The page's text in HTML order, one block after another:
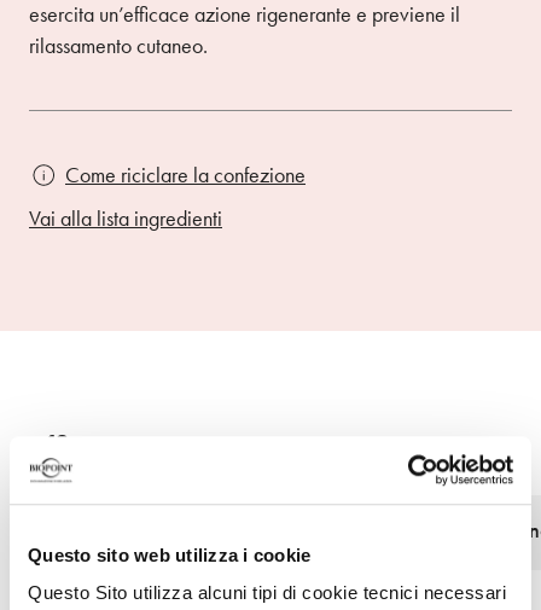
Questo sito web utilizza i cookie
Questo Sito utilizza alcuni tipi di cookie tecnici necessari
esercita un’efficace azione rigenerante e previene il
rilassamento cutaneo.
Come riciclare la confezione
Vai alla lista ingredienti
Efficacia provata
elastica
Le smagliature